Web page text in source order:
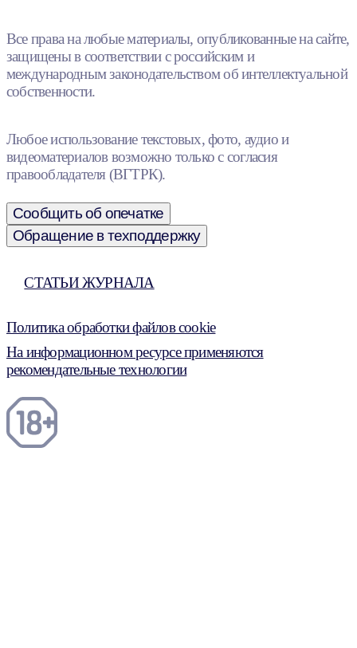
Все права на любые материалы, опубликованные на сайте,
защищены в соответствии с российским и
международным законодательством об интеллектуальной
собственности.
Любое использование текстовых, фото, аудио и
видеоматериалов возможно только с согласия
правообладателя (ВГТРК).
Сообщить об опечатке
Обращение в техподдержку
СТАТЬИ ЖУРНАЛА
Политика обработки файлов cookie
На информационном ресурсе применяются
рекомендательные технологии